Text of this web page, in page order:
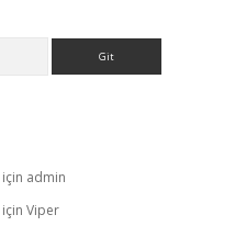
için admin
için Viper